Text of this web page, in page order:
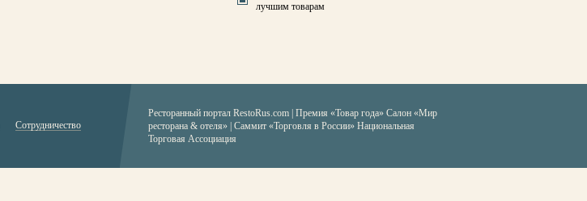
лучшим товарам
Сотрудничество
Ресторанный портал RestoRus.com Премия «Товар года» Салон «Мир
ресторана & отеля» | Саммит «Торговля в России» Национальная
Торговая Ассоциация